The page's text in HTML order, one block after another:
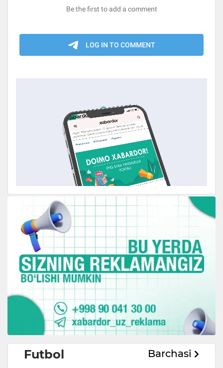
Futbol Barchasi